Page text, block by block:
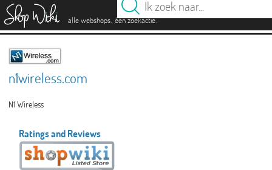
alle webshops. één zoekactie.
n1wireless.com
N1 Wireless
Ratings and Reviews